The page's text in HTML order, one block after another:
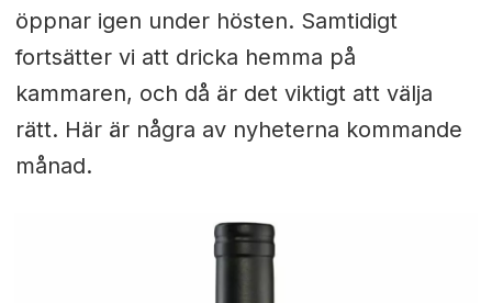
öppnar igen under hösten. Samtidigt
fortsätter vi att dricka hemma på
kammaren, och då är det viktigt att välja
rätt. Här är några av nyheterna kommande
månad.